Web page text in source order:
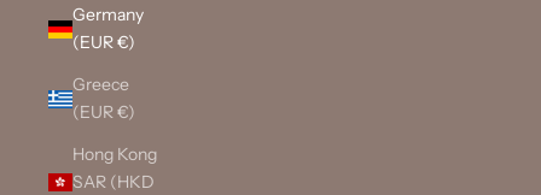
Germany
(EUR €)
Greece
(EUR €)
Hong Kong
SAR (HKD